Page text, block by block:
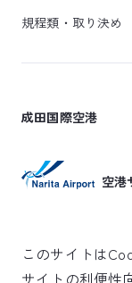
規程類・取り決め
成田国際空港
空港
このサイトは
サイトの利便性